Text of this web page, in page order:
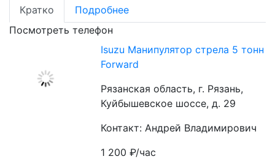
Кратко
Подробнее
Посмотреть телефон
Isuzu Манипулятор стрела 5 тонн
Forward
Рязанская область, г. Рязань,
Куйбышевское шоссе, д. 29
Контакт: Андрей Владимирович
1 200₽/час